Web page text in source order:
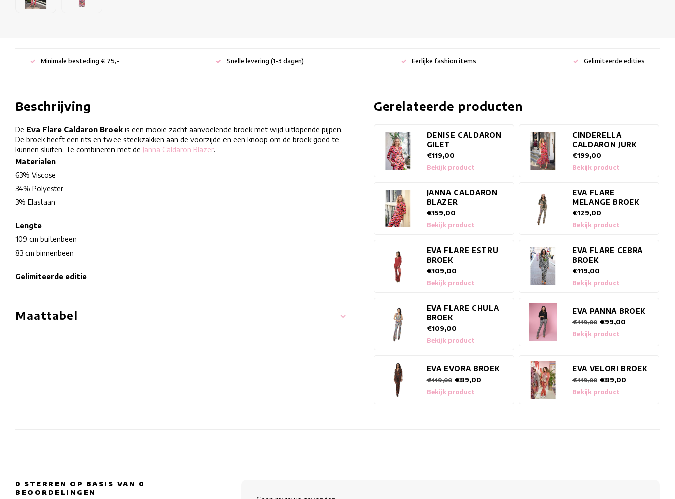
Minimale besteding € 75,- Snelle levering (1-3 dagen) Eerlijke fashion items Gelimiteerde edities
Beschrijving
De Eva Flare Caldaron Broek is een mooie zacht aanvoelende broek met wijd uitlopende pijpen.
De broek heeft een rits en twee steekzakken aan de voorzijde en een knoop om de broek goed te
kunnen sluiten. Te combineren met de Janna Caldaron Blazer.
Materialen
63% Viscose
34% Polyester
3% Elastaan
Lengte
109 cm buitenbeen
83 cm binnenbeen
Gelimiteerde editie
Maattabel
Gerelateerde producten
DENISE CALDARON
GILET
€119,00
Bekijk product
CINDERELLA
CALDARON JURK
€199,00
Bekijk product
JANNA CALDARON
BLAZER
€159,00
Bekijk product
EVA FLARE
MELANGE BROEK
€129,00
Bekijk product
EVA FLARE ESTRU
BROEK
€109,00
Bekijk product
EVA FLARE CEBRA
BROEK
€119,00
Bekijk product
EVA FLARE CHULA
BROEK
€109,00
Bekijk product
EVA PANNA BROEK
€119,00 €99,00
Bekijk product
EVA EVORA BROEK
€119,00 €89,00
Bekijk product
EVA VELORI BROEK
€119,00 €89,00
Bekijk product
0 STERREN OP BASIS VAN 0
BEOORDELINGEN